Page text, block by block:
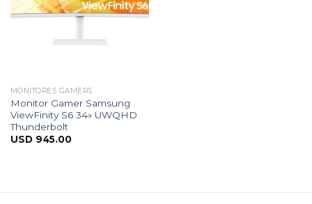
MONITORES GAMERS
Monitor Gamer Samsung
ViewFinity S6 34» UWQHD
Thunderbolt
USD 945.00